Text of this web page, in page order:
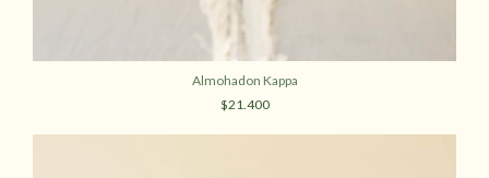
Almohadon Kappa
$21.400